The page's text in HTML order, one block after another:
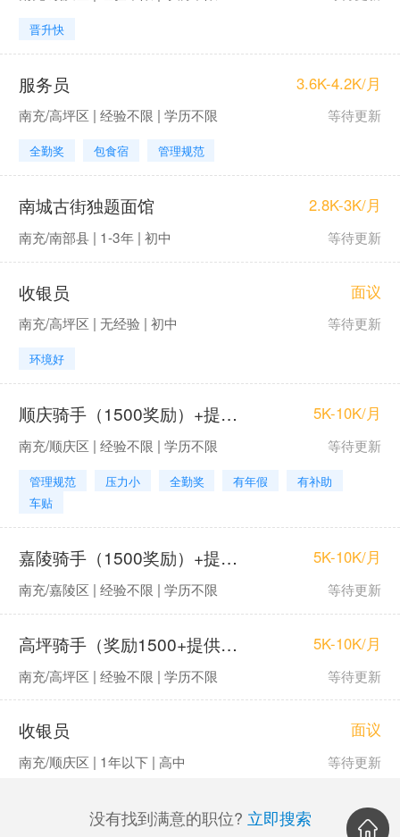
晋升快
服务员 3.6K-4.2K/月
南充/高坪区 | 经验不限 | 学历不限 等待更新
全勤奖 包食宿 管理规范
南城古街独题面馆 2.8K-3K/月
南充/南部县 | 1-3年 | 初中 等待更新
收银员 面议
南充/高坪区 | 无经验 | 初中 等待更新
环境好
顺庆骑手（1500奖励）+提供车有住宿 5K-10K/月
南充/顺庆区 | 经验不限 | 学历不限 等待更新
管理规范 压力小 全勤奖 有年假
有补助
车贴
嘉陵骑手（1500奖励）+提供车有住宿 5K-10K/月
南充/嘉陵区 | 经验不限 | 学历不限 等待更新
高坪骑手（奖励1500+提供车有住宿）0元入职 5K-10K/月
南充/高坪区 | 经验不限 | 学历不限 等待更新
收银员 面议
南充/顺庆区 | 1年以下 | 高中 等待更新
没有找到满意的职位? 立即搜索